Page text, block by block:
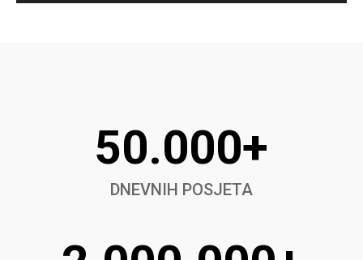
50.000+
DNEVNIH POSJETA